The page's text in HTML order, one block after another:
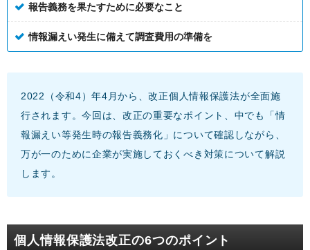
報告義務を果たすために必要なこと
情報漏えい発生に備えて調査費用の準備を
2022（令和4）年4月から、改正個人情報保護法が全面施
行されます。今回は、改正の重要なポイント、中でも「情
報漏えい等発生時の報告義務化」について確認しながら、
万が一のために企業が実施しておくべき対策について解説
します。
個人情報保護法改正の6つのポイント